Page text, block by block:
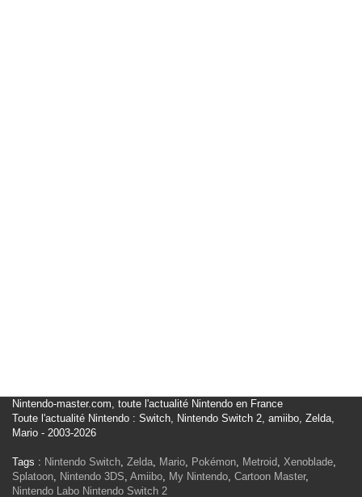
Nintendo-master.com, toute l'actualité Nintendo en France
Toute l'actualité Nintendo : Switch, Nintendo Switch 2, amiibo, Zelda,
Mario - 2003-2026
Tags : Nintendo Switch, Zelda, Mario, Pokémon, Metroid, Xenoblade,
Splatoon, Nintendo 3DS, Amiibo, My Nintendo, Cartoon Master,
Nintendo Labo Nintendo Switch 2